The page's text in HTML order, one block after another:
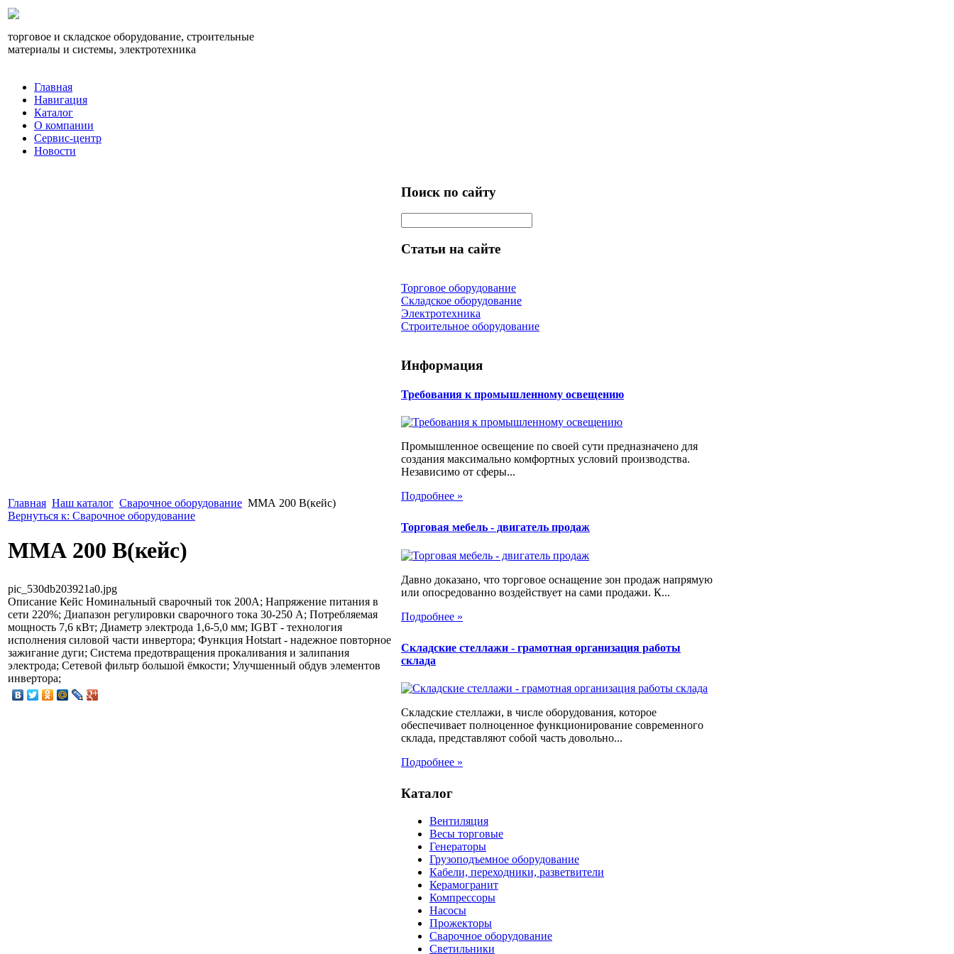
торговое и складское оборудование, строительные
материалы и системы, электротехника
Главная
Навигация
Каталог
О компании
Сервис-центр
Новости
Главная Наш каталог Сварочное оборудование ММА 200 B(кейс)
Вернуться к: Сварочное оборудование
ММА 200 B(кейс)
pic_530db203921a0.jpg
Описание Кейс Номинальный сварочный ток 200А; Напряжение питания в
сети 220%; Диапазон регулировки сварочного тока 30-250 А; Потребляемая
мощность 7,6 кВт; Диаметр электрода 1,6-5,0 мм; IGBT - технология
исполнения силовой части инвертора; Функция Hotstart - надежное повторное
зажигание дуги; Система предотвращения прокаливания и залипания
электрода; Сетевой фильтр большой ёмкости; Улучшенный обдув элементов
инвертора;
Поиск по сайту
Статьи на сайте
Торговое оборудование
Складское оборудование
Электротехника
Строительное оборудование
Информация
Требования к промышленному освещению
Промышленное освещение по своей сути предназначено для
создания максимально комфортных условий производства.
Независимо от сферы...
Подробнее »
Торговая мебель - двигатель продаж
Давно доказано, что торговое оснащение зон продаж напрямую
или опосредованно воздействует на сами продажи. К...
Подробнее »
Складские стеллажи - грамотная организация работы
склада
Складские стеллажи, в числе оборудования, которое
обеспечивает полноценное функционирование современного
склада, представляют собой часть довольно...
Подробнее »
Каталог
Вентиляция
Весы торговые
Генераторы
Грузоподъемное оборудование
Кабели, переходники, разветвители
Керамогранит
Компрессоры
Насосы
Прожекторы
Сварочное оборудование
Светильники